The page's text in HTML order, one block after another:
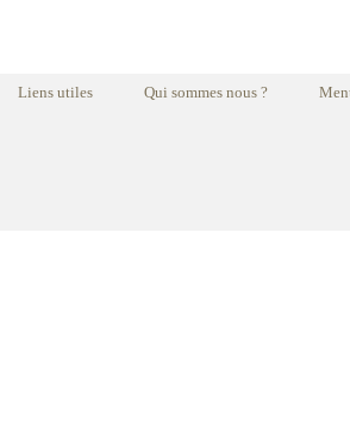
Liens utiles Qui sommes nous ?